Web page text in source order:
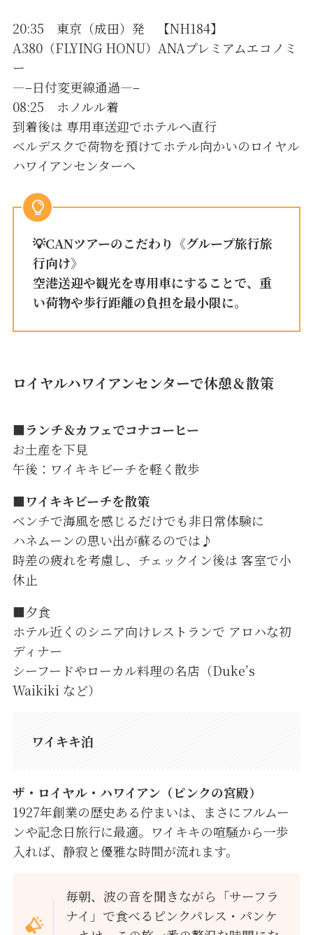
20:35 東京（成田）発 【NH184】
A380（FLYING HONU）ANAプレミアムエコノミ
ー
—–日付変更線通過—–
08:25 ホノルル着
到着後は 専用車送迎でホテルへ直行
ベルデスクで荷物を預けてホテル向かいのロイヤル
ハワイアンセンターへ
💡CANツアーのこだわり 《グループ旅行旅
行向け》
空港送迎や観光を専用車にすることで、重
い荷物や歩行距離の負担を最小限に。
ロイヤルハワイアンセンターで休憩＆散策
■ランチ＆カフェでコナコーヒー
お土産を下見
午後：ワイキキビーチを軽く散歩
■ワイキキビーチを散策
ベンチで海風を感じるだけでも非日常体験に
ハネムーンの思い出が蘇るのでは♪
時差の疲れを考慮し、チェックイン後は 客室で小
休止
■夕食
ホテル近くのシニア向けレストランで アロハな初
ディナー
シーフードやローカル料理の名店（Duke’s
Waikiki など）
ワイキキ泊
ザ・ロイヤル・ハワイアン（ピンクの宮殿）
1927年創業の歴史ある佇まいは、まさにフルムー
ンや記念日旅行に最適。ワイキキの喧騒から一歩
入れば、静寂と優雅な時間が流れます。
毎朝、波の音を聞きながら「サーフラ
ナイ」で食べるピンクパレス・パンケ